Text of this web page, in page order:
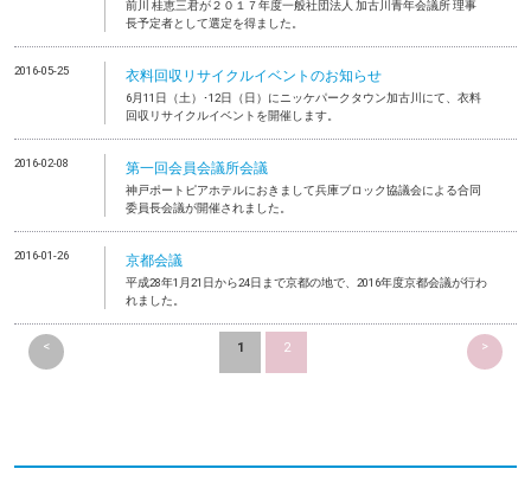
前川 桂恵三君が２０１７年度一般社団法人 加古川青年会議所 理事
長予定者として選定を得ました。
2016-05-25 衣料回収リサイクルイベントのお知らせ
6月11日（土）･12日（日）にニッケパークタウン加古川にて、衣料
回収リサイクルイベントを開催します。
2016-02-08 第一回会員会議所会議
神戸ポートピアホテルにおきまして兵庫ブロック協議会による合同
委員長会議が開催されました。
2016-01-26 京都会議
平成28年1月21日から24日まで京都の地で、2016年度京都会議が行わ
れました。
< 1 2 >